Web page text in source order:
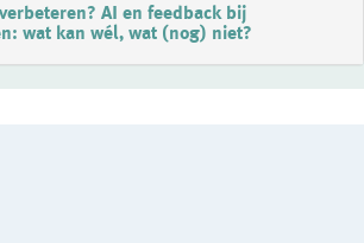
AI en feedback bij
wat kan wél, wat (nog) niet?